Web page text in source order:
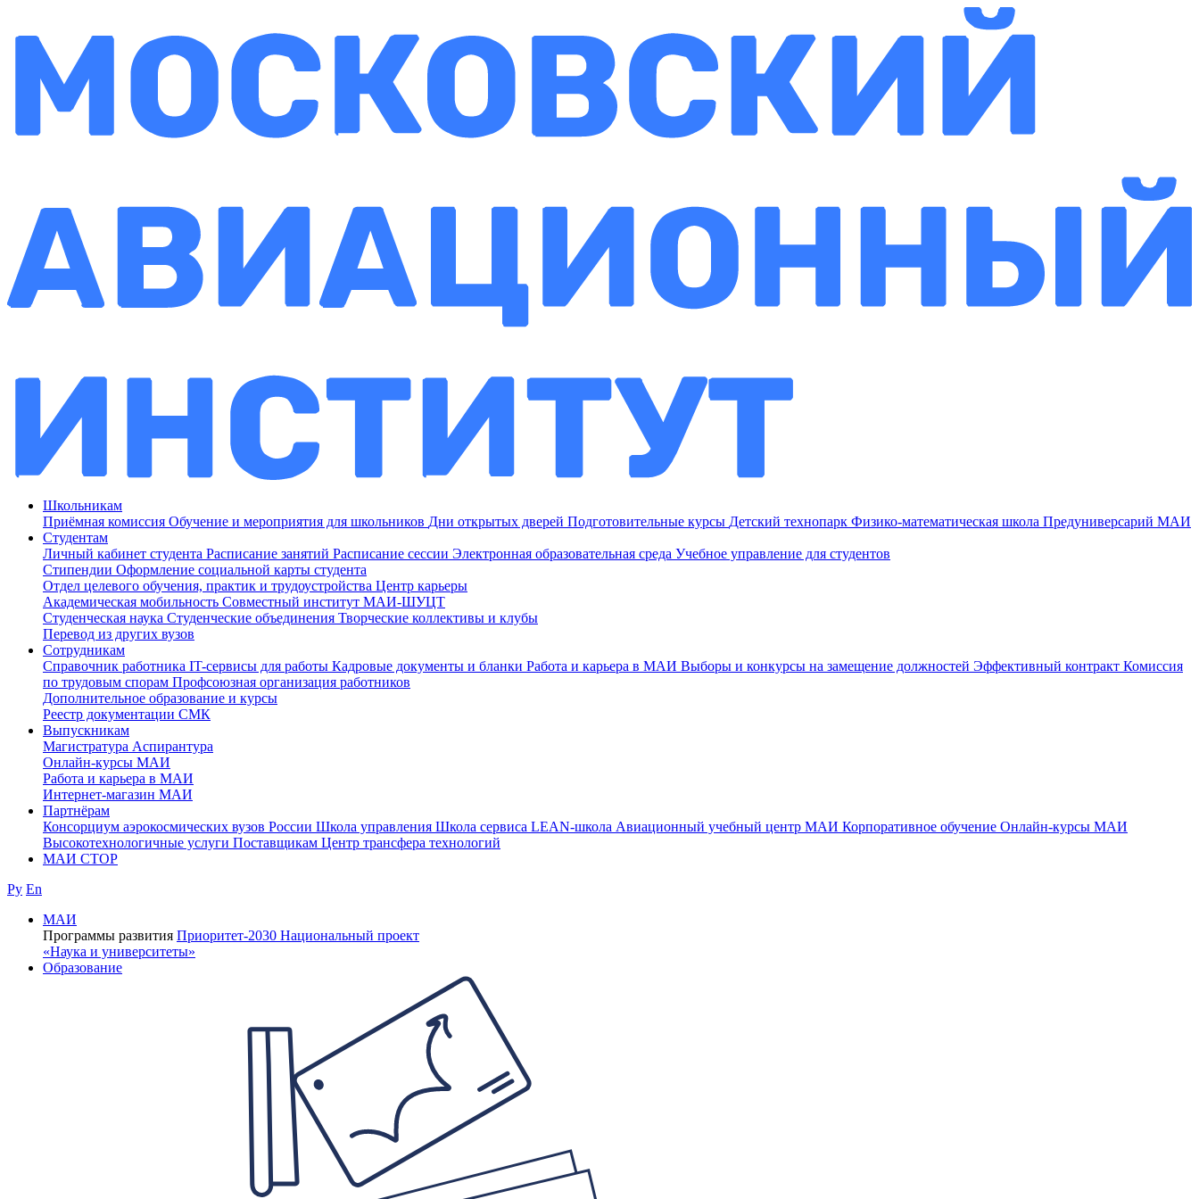
Школьникам
Приёмная комиссия Обучение и мероприятия для школьников Дни открытых дверей Подготовительные курсы Детский технопарк Физико-математическая школа Предуниверсарий МАИ
Студентам
Личный кабинет студента Расписание занятий Расписание сессии Электронная образовательная среда Учебное управление для студентов
Стипендии Оформление социальной карты студента
Отдел целевого обучения, практик и трудоустройства Центр карьеры
Академическая мобильность Совместный институт МАИ-ШУЦТ
Студенческая наука Студенческие объединения Творческие коллективы и клубы
Перевод из других вузов
Сотрудникам
Cправочник работника IT-сервисы для работы Кадровые документы и бланки Работа и карьера в МАИ Выборы и конкурсы на замещение должностей Эффективный контракт Комиссия
по трудовым спорам Профсоюзная организация работников
Дополнительное образование и курсы
Реестр документации СМК
Выпускникам
Магистратура Аспирантура
Онлайн-курсы МАИ
Работа и карьера в МАИ
Интернет-магазин МАИ
Партнёрам
Консорциум аэрокосмических вузов России Школа управления Школа сервиса LEAN-школа Авиационный учебный центр МАИ Корпоративное обучение Онлайн-курсы МАИ
Высокотехнологичные услуги Поставщикам Центр трансфера технологий
МАИ СТОР
Ру En
МАИ
Программы развития Приоритет-2030 Национальный проект
«Наука и университеты»
Образование